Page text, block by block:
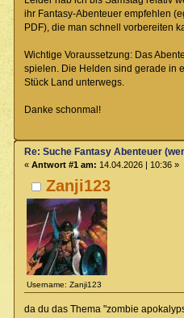
ihr Fantasy-Abenteuer empfehlen
PDF), die man schnell vorbereiten
Wichtige Voraussetzung: Das
spielen. Die Helden sind gerade in
Stück Land unterwegs.
Danke schonmal!
Zanji123
Username: Zanji123
Re: Suche Fantasy Abenteuer
« Antwort #1 am: 14.04.2026 | 10:36 »
da du das Thema "zombie